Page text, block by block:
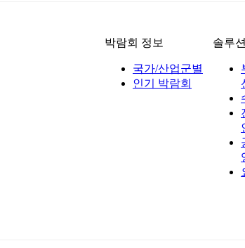
박람회 정보
국가/산업군별
인기 박람회
솔루